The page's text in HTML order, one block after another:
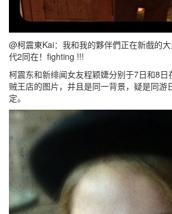
@柯震東Kai：我和我的夥伴們正在新戲的
代2同在！fighting !!!
柯震东和新绯闻女友程颖婕分别于7日和8
贼王店的图片，并且是同一背景，疑是同游
定。